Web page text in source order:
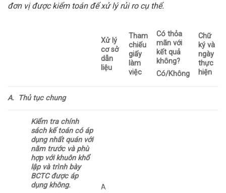
đơn vị được kiểm toán để xử lý rủi ro cụ thể.
Xử lý
cơ sở
dẫn
liệu
Tham
chiếu
giấy
làm
việc
Có thỏa
mãn với
kết quả
không?
Có/Không
Chữ
ký và
ngày
thực
hiện
A. Thủ tục chung
Kiểm tra chính
sách kế toán cóáp
dụng nhất quán với
năm trước và phù
hợp với khuôn khổ
lập và trình bày
BCTC được áp
dụngkhông.
A